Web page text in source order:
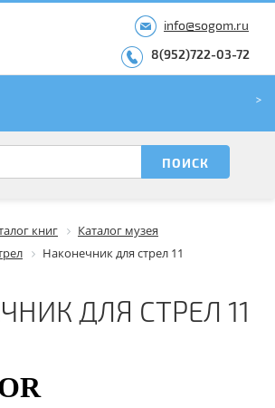
info@sogom.ru
8(952)722-03-72
книг
Каталог музея
Наконечник для стрел 11
ДЛЯ СТРЕЛ 11